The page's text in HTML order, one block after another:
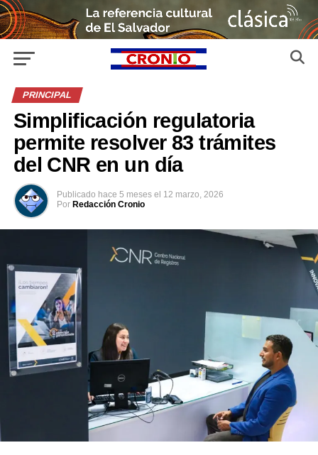
PRINCIPAL
Simplificación regulatoria
permite resolver 83 trámites
del CNR en un día
Publicado hace 5 meses el 12 marzo, 2026
Por Redacción Cronio